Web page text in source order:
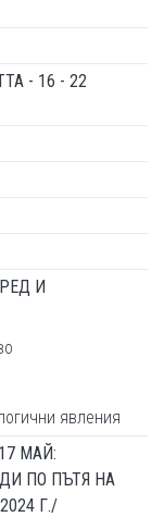
- 16 - 22
И
явления
МАЙ:
ПО ПЪТЯ НА
Г./